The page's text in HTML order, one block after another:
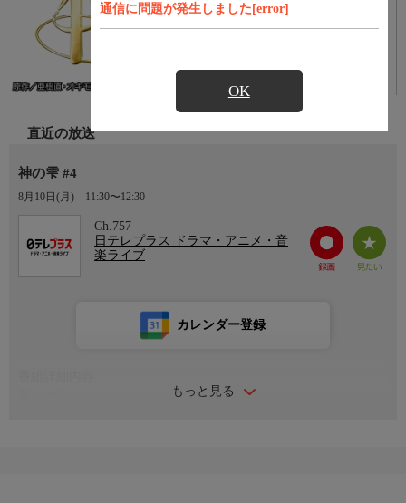
通信に問題が発生しました[error]
OK
直近の放送
神の雫 #4
8月10日(月) 11:30〜12:30
Ch.757
日テレプラス ドラマ・アニメ・音
楽ライブ
もっと見る
カレンダー登録